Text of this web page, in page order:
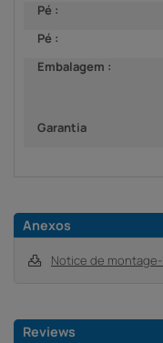
Pé :
Pé :
Embalagem :
Garantia
Anexos
Notice de montage-
Reviews